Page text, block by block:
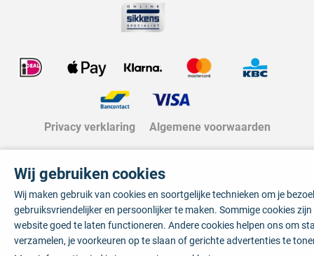
Privacy verklaring Algemene voorwaarden
Wij gebruiken cookies
Wij maken gebruik van cookies en soortgelijke technieken om je
gebruiksvriendelijker en persoonlijker te maken. Sommige cookies
website goed te laten functioneren. Andere cookies helpen ons om
verzamelen, je voorkeuren op te slaan of gerichte advertenties te